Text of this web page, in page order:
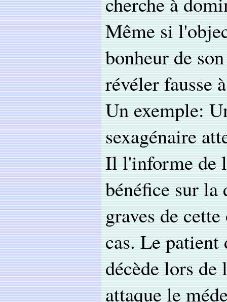
Même si
bonheur de
révéler fausse
Un exemple:
sexagénaire
Il l'informe de
bénéfice sur la
graves de
cas. Le patient
décède lors de
attaque le